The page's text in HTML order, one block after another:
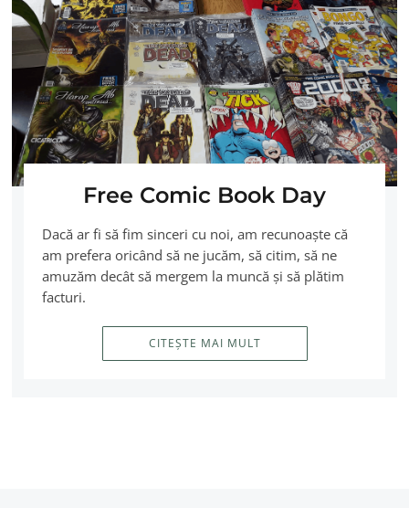
Free Comic Book Day
Dacă ar fi să fim sinceri cu noi, am recunoaşte că
am prefera oricând să ne jucăm, să citim, să ne
amuzăm decât să mergem la muncă şi să plătim
facturi.
CITEȘTE MAI MULT